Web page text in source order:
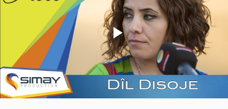
Play
Video